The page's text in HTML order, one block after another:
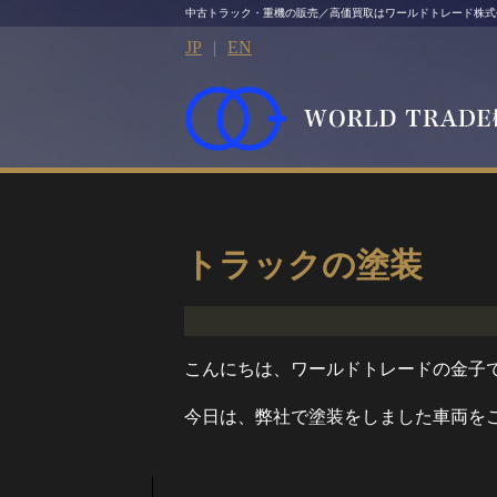
中古トラック・重機の販売／高価買取はワールドトレード株
JP | EN
トラックの塗装
こんにちは、ワールドトレードの金子
今日は、弊社で塗装をしました車両を